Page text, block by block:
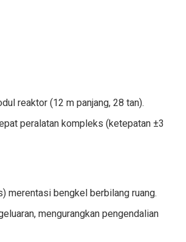
reaktor (12 m panjang, 28 tan).
peralatan kompleks (ketepatan ±3
merentasi bengkel berbilang ruang.
mengurangkan pengendalian